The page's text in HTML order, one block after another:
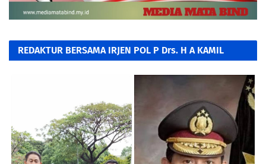
REDAKTUR BERSAMA IRJEN POL P Drs. H A KAMIL